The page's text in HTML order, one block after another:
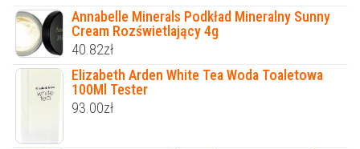
Annabelle Minerals Podkład Mineralny Sunny
Cream Rozświetlający 4g
40.82zł
Elizabeth Arden White Tea Woda Toaletowa
100Ml Tester
93.00zł